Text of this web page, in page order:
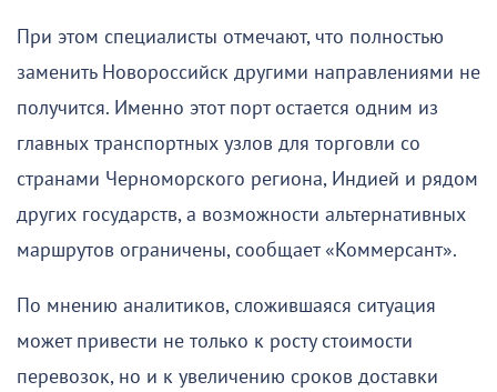
При этом специалисты отмечают, что полностью
заменить Новороссийск другими направлениями не
получится. Именно этот порт остается одним из
главных транспортных узлов для торговли со
странами Черноморского региона, Индией и рядом
других государств, а возможности альтернативных
маршрутов ограничены, сообщает «Коммерсант».
По мнению аналитиков, сложившаяся ситуация
может привести не только к росту стоимости
перевозок, но и к увеличению сроков доставки